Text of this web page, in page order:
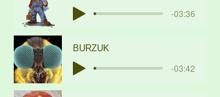
-03:36
BURZUK
-03:42